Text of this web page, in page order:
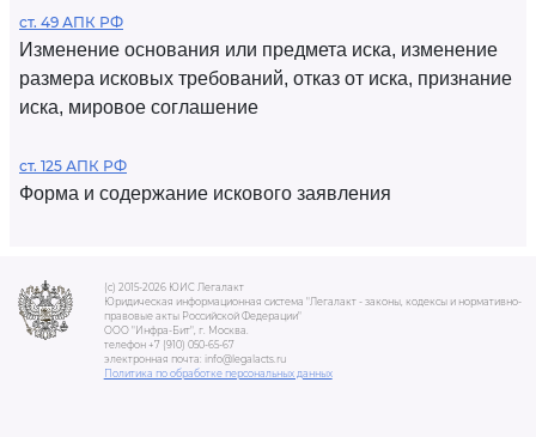
ст. 49 АПК РФ
Изменение основания или предмета иска, изменение
размера исковых требований, отказ от иска, признание
иска, мировое соглашение
ст. 125 АПК РФ
Форма и содержание искового заявления
(c) 2015-2026 ЮИС Легалакт
Юридическая информационная система "Легалакт - законы, кодексы и нормативно-
правовые акты Российской Федерации"
ООО "Инфра-Бит", г. Москва.
телефон +7 (910) 050-65-67
электронная почта: info@legalacts.ru
Политика по обработке персональных данных